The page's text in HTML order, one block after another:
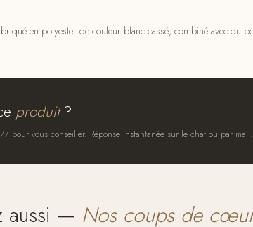
en polyester de couleur blanc cassé, combiné avec du
produit?
pour vous conseiller. Réponse instantanée sur le chat ou par mail.
aussi — Nos coups de